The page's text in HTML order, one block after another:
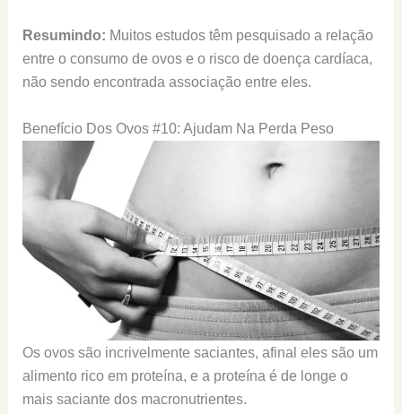
Resumindo: Muitos estudos têm pesquisado a relação
entre o consumo de ovos e o risco de doença cardíaca,
não sendo encontrada associação entre eles.
Benefício Dos Ovos #10: Ajudam Na Perda Peso
Os ovos são incrivelmente saciantes, afinal eles são um
alimento rico em proteína, e a proteína é de longe o
mais saciante dos macronutrientes.